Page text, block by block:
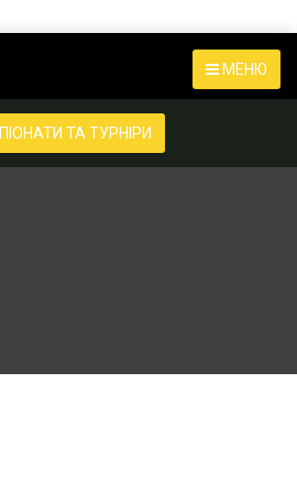
МЕНЮ
ТА ТУРНІРИ